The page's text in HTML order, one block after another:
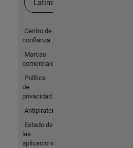
Latina
Centro de
confianza
Marcas
comerciales
Política
de
privacidad
Antipiratería
Estado de
las
aplicaciones